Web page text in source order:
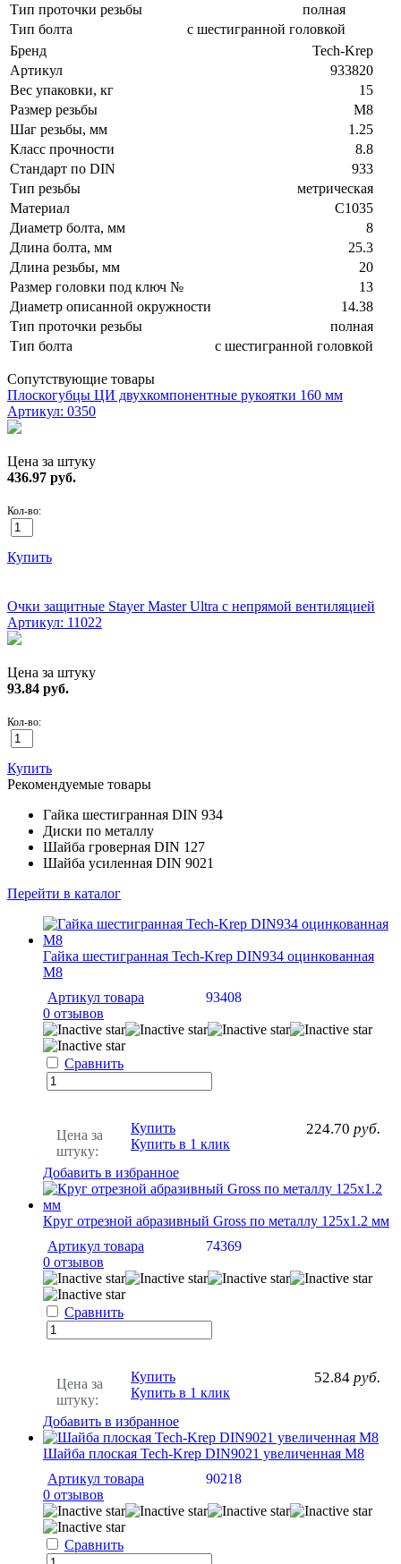
Тип проточки резьбы
полная
Тип болта
с шестигранной головкой
Бренд
Tech-Krep
Артикул
933820
Вес упаковки, кг
15
Размер резьбы
М8
Шаг резьбы, мм
1.25
Класс прочности
8.8
Стандарт по DIN
933
Тип резьбы
метрическая
Материал
C1035
Диаметр болта, мм
8
Длина болта, мм
25.3
Длина резьбы, мм
20
Размер головки под ключ №
13
Диаметр описанной окружности
14.38
Тип проточки резьбы
полная
Тип болта
с шестигранной головкой
Сопутствующие товары
Плоскогубцы ЦИ двухкомпонентные рукоятки 160 мм
Артикул: 0350
Цена за штуку
436.97 руб.
Кол-во:
Купить
Очки защитные Stayer Master Ultra с непрямой вентиляцией
Артикул: 11022
Цена за штуку
93.84 руб.
Кол-во:
Купить
Рекомендуемые товары
Гайка шестигранная DIN 934
Диски по металлу
Шайба гроверная DIN 127
Шайба усиленная DIN 9021
Перейти в каталог
Гайка шестигранная Tech-Krep DIN934 оцинкованная
M8
Артикул товара
93408
0 отзывов
Сравнить
Цена за
штуку:
224.70 руб.
Купить
Купить в 1 клик
Добавить в избранное
Круг отрезной абразивный Gross по металлу 125х1.2 мм
Артикул товара
74369
0 отзывов
Сравнить
Цена за
штуку:
52.84 руб.
Купить
Купить в 1 клик
Добавить в избранное
Шайба плоская Tech-Krep DIN9021 увеличенная М8
Артикул товара
90218
0 отзывов
Сравнить